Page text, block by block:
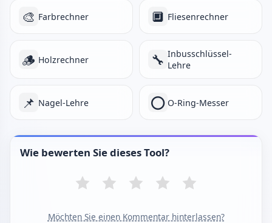
🎨 Farbrechner 🔲 Fliesenrechner
🪵 Holzrechner 🔧 Inbusschlüssel-
Lehre
📌 Nagel-Lehre ⭕ O-Ring-Messer
Wie bewerten Sie dieses Tool?
Möchten Sie einen Kommentar hinterlassen?